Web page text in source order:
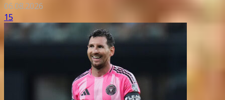
06.08.2026
15